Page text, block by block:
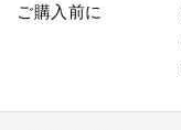
ご購入前に